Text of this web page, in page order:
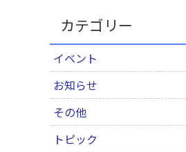
カテゴリー
イベント
お知らせ
その他
トピック